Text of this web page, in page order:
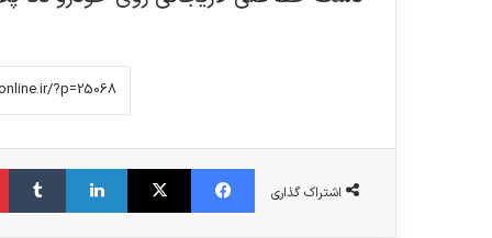
اشتراک گذاری
فیس بوک X لینکدین